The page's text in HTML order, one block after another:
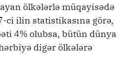
ölkələrlə müqayisədə
ci ilin statistikasına görə,
4% olubsa, bütün dünya
digər ölkələrə